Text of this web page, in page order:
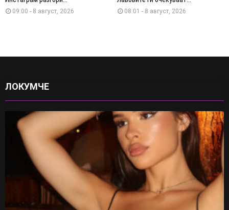
09:00 - 8 август, 2026 08:01 - 8 август, 2026
ЛОКУМЧЕ